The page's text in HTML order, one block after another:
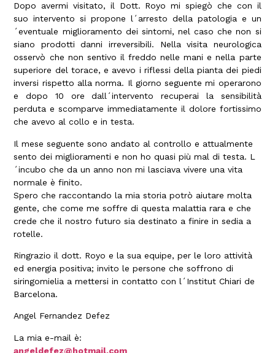
Dopo avermi visitato, il Dott. Royo mi spiegò che con il
suo intervento si propone l´arresto della patologia e un
´eventuale miglioramento dei sintomi, nel caso che non si
siano prodotti danni irreversibili. Nella visita neurologica
osservò che non sentivo il freddo nelle mani e nella parte
superiore del torace, e avevo i riflessi della pianta dei piedi
inversi rispetto alla norma. Il giorno seguente mi operarono
e dopo 10 ore dall´intervento recuperai la sensibilità
perduta e scomparve immediatamente il dolore fortissimo
che avevo al collo e in testa.
Il mese seguente sono andato al controllo e attualmente
sento dei miglioramenti e non ho quasi più mal di testa. L
´incubo che da un anno non mi lasciava vivere una vita
normale è finito.
Spero che raccontando la mia storia potrò aiutare molta
gente, che come me soffre di questa malattia rara e che
crede che il nostro futuro sia destinato a finire in sedia a
rotelle.
Ringrazio il dott. Royo e la sua equipe, per le loro attività
ed energia positiva; invito le persone che soffrono di
siringomielia a mettersi in contatto con l´Institut Chiari de
Barcelona.
Angel Fernandez Defez
La mia e-mail è:
angeldefez@hotmail.com